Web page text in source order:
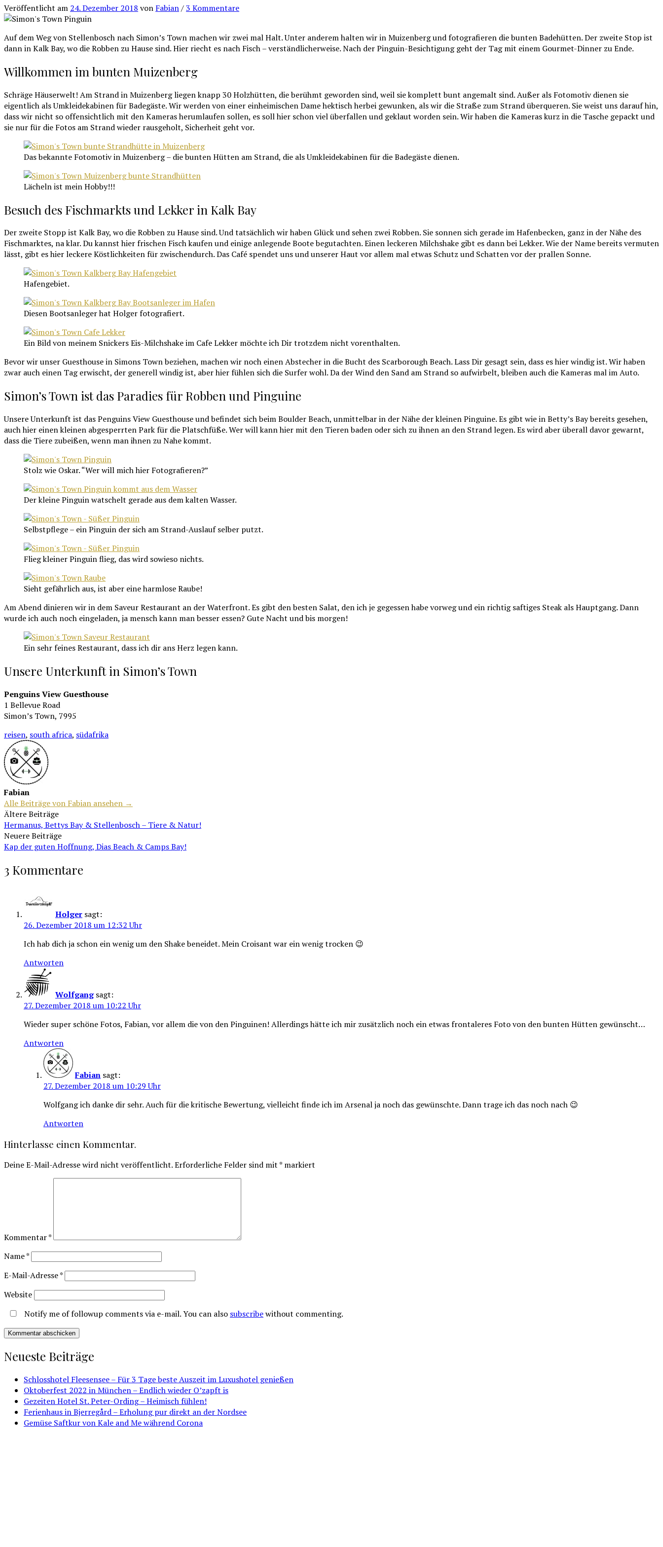
Veröffentlicht am 24. Dezember 2018 von Fabian/3 Kommentare
Auf dem Weg von Stellenbosch nach Simon’s Town machen wir zwei mal Halt. Unter anderem halten wir in Muizenberg und fotografieren die bunten Badehütten. Der zweite Stop ist
dann in Kalk Bay, wo die Robben zu Hause sind. Hier riecht es nach Fisch – verständlicherweise. Nach der Pinguin-Besichtigung geht der Tag mit einem Gourmet-Dinner zu Ende.
Willkommen im bunten Muizenberg
Schräge Häuserwelt! Am Strand in Muizenberg liegen knapp 30 Holzhütten, die berühmt geworden sind, weil sie komplett bunt angemalt sind. Außer als Fotomotiv dienen sie
eigentlich als Umkleidekabinen für Badegäste. Wir werden von einer einheimischen Dame hektisch herbei gewunken, als wir die Straße zum Strand überqueren. Sie weist uns darauf hin,
dass wir nicht so offensichtlich mit den Kameras herumlaufen sollen, es soll hier schon viel überfallen und geklaut worden sein. Wir haben die Kameras kurz in die Tasche gepackt und
sie nur für die Fotos am Strand wieder rausgeholt, Sicherheit geht vor.
Das bekannte Fotomotiv in Muizenberg – die bunten Hütten am Strand, die als Umkleidekabinen für die Badegäste dienen.
Lächeln ist mein Hobby!!!
Besuch des Fischmarkts und Lekker in Kalk Bay
Der zweite Stopp ist Kalk Bay, wo die Robben zu Hause sind. Und tatsächlich wir haben Glück und sehen zwei Robben. Sie sonnen sich gerade im Hafenbecken, ganz in der Nähe des
Fischmarktes, na klar. Du kannst hier frischen Fisch kaufen und einige anlegende Boote begutachten. Einen leckeren Milchshake gibt es dann bei Lekker. Wie der Name bereits vermuten
lässt, gibt es hier leckere Köstlichkeiten für zwischendurch. Das Café spendet uns und unserer Haut vor allem mal etwas Schutz und Schatten vor der prallen Sonne.
Hafengebiet.
Diesen Bootsanleger hat Holger fotografiert.
Ein Bild von meinem Snickers Eis-Milchshake im Cafe Lekker möchte ich Dir trotzdem nicht vorenthalten.
Bevor wir unser Guesthouse in Simons Town beziehen, machen wir noch einen Abstecher in die Bucht des Scarborough Beach. Lass Dir gesagt sein, dass es hier windig ist. Wir haben
zwar auch einen Tag erwischt, der generell windig ist, aber hier fühlen sich die Surfer wohl. Da der Wind den Sand am Strand so aufwirbelt, bleiben auch die Kameras mal im Auto.
Simon’s Town ist das Paradies für Robben und Pinguine
Unsere Unterkunft ist das Penguins View Guesthouse und befindet sich beim Boulder Beach, unmittelbar in der Nähe der kleinen Pinguine. Es gibt wie in Betty’s Bay bereits gesehen,
auch hier einen kleinen abgesperrten Park für die Platschfüße. Wer will kann hier mit den Tieren baden oder sich zu ihnen an den Strand legen. Es wird aber überall davor gewarnt,
dass die Tiere zubeißen, wenn man ihnen zu Nahe kommt.
Stolz wie Oskar. “Wer will mich hier Fotografieren?”
Der kleine Pinguin watschelt gerade aus dem kalten Wasser.
Selbstpflege – ein Pinguin der sich am Strand-Auslauf selber putzt.
Flieg kleiner Pinguin flieg, das wird sowieso nichts.
Sieht gefährlich aus, ist aber eine harmlose Raube!
Am Abend dinieren wir in dem Saveur Restaurant an der Waterfront. Es gibt den besten Salat, den ich je gegessen habe vorweg und ein richtig saftiges Steak als Hauptgang. Dann
wurde ich auch noch eingeladen, ja mensch kann man besser essen? Gute Nacht und bis morgen!
Ein sehr feines Restaurant, dass ich dir ans Herz legen kann.
Unsere Unterkunft in Simon’s Town
Penguins View Guesthouse
1 Bellevue Road
Simon’s Town, 7995
reisen, south africa, südafrika
Fabian
Alle Beiträge von Fabian ansehen →
Beitragsnavigation
Ältere Beiträge
Hermanus, Bettys Bay & Stellenbosch – Tiere & Natur!
Neuere Beiträge
Kap der guten Hoffnung, Dias Beach & Camps Bay!
3 Kommentare
Holger sagt:
26. Dezember 2018 um 12:32 Uhr
Ich hab dich ja schon ein wenig um den Shake beneidet. Mein Croisant war ein wenig trocken 😉
Antworten
Wolfgang sagt:
27. Dezember 2018 um 10:22 Uhr
Wieder super schöne Fotos, Fabian, vor allem die von den Pinguinen! Allerdings hätte ich mir zusätzlich noch ein etwas frontaleres Foto von den bunten Hütten gewünscht…
Antworten
Fabian sagt:
27. Dezember 2018 um 10:29 Uhr
Wolfgang ich danke dir sehr. Auch für die kritische Bewertung, vielleicht finde ich im Arsenal ja noch das gewünschte. Dann trage ich das noch nach 😉
Antworten
Hinterlasse einen Kommentar.
Deine E-Mail-Adresse wird nicht veröffentlicht.Erforderliche Felder sind mit* markiert
Kommentar*
Name*
E-Mail-Adresse*
Website
Notify me of followup comments via e-mail. You can also subscribewithout commenting.
Neueste Beiträge
Schlosshotel Fleesensee – Für 3 Tage beste Auszeit im Luxushotel genießen
Oktoberfest 2022 in München – Endlich wieder O’zapft is
Gezeiten Hotel St. Peter-Ording – Heimisch fühlen!
Ferienhaus in Bjerregård – Erholung pur direkt an der Nordsee
Gemüse Saftkur von Kale and Me während Corona